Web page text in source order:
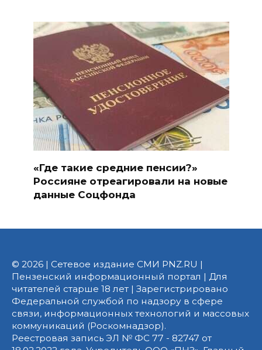
«Где такие средние пенсии?»
Россияне отреагировали на новые
данные Соцфонда
© 2026 | Сетевое издание СМИ PNZ.RU |
Пензенский информационный портал | Для
читателей старше 18 лет | Зарегистрировано
Федеральной службой по надзору в сфере
связи, информационных технологий и массовых
коммуникаций (Роскомнадзор).
Реестровая запись ЭЛ № ФС 77 - 82747 от